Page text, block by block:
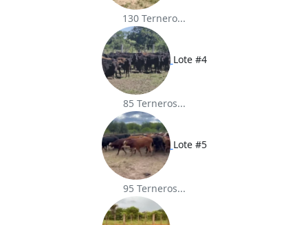
130 Ternero...
Lote #4
85 Terneros...
Lote #5
95 Terneros...